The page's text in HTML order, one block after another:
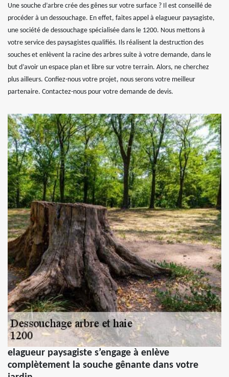
Une souche d’arbre crée des gênes sur votre surface ? Il est conseillé de
procéder à un dessouchage. En effet, faites appel à elagueur paysagiste,
une société de dessouchage spécialisée dans le 1200. Nous mettons à
votre service des paysagistes qualifiés. Ils réalisent la destruction des
souches et enlèvent la racine des arbres suite à votre demande, dans le
but d’avoir un espace plan et libre sur votre terrain. Alors, ne cherchez
plus ailleurs. Confiez-nous votre projet, nous serons votre meilleur
partenaire. Contactez-nous pour votre demande de devis.
elagueur paysagiste s’engage à enlève
complètement la souche gênante dans votre